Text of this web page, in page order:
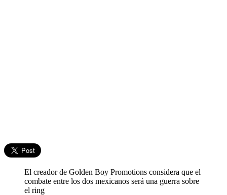
El creador de Golden Boy Promotions considera que el
combate entre los dos mexicanos será una guerra sobre
el ring